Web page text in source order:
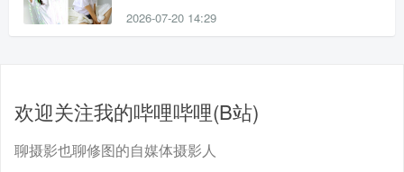
2026-07-20 14:29
欢迎关注我的哔哩哔哩(B站)
聊摄影也聊修图的自媒体摄影人